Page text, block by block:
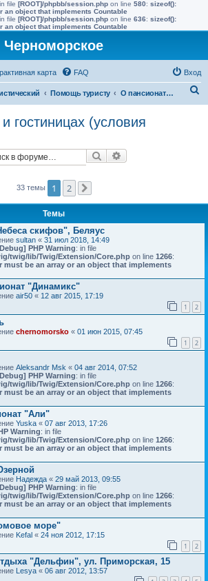
file [ROOT]/phpbb/session.php on line 580: sizeof():
an object that implements Countable
file [ROOT]/phpbb/session.php on line 636: sizeof():
an object that implements Countable
Черноморское
карта FAQ Вход
Помощь туристу О пансионатах и гостиницах (условия проживания)
гостиницах (условия
Поиск
33 темы 1 2
Темы
скифов", Беляус
sultan « 31 июл 2018, 14:49
PHP Warning: in file
twig/lib/Twig/Extension/Core.php on line 1266:
must be an array or an object that implements
"Динамикс"
air50 « 12 авг 2015, 17:19
1 2
chernomorsko « 01 июн 2015, 07:45
1 2
Aleksandr Msk « 04 авг 2014, 07:52
PHP Warning: in file
twig/lib/Twig/Extension/Core.php on line 1266:
must be an array or an object that implements
"Али"
Yuska « 07 авг 2013, 17:26
Warning: in file
twig/lib/Twig/Extension/Core.php on line 1266:
must be an array or an object that implements
Надежда « 29 май 2013, 09:55
PHP Warning: in file
twig/lib/Twig/Extension/Core.php on line 1266:
must be an array or an object that implements
море"
Kefal « 24 ноя 2012, 17:15
1 2
"Дельфин", ул. Приморская, 15
Lesya « 06 авг 2012, 13:57